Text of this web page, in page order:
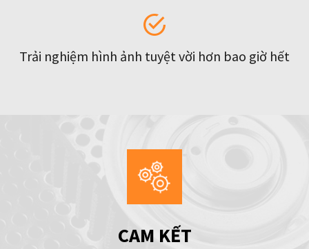
Trải nghiệm hình ảnh tuyệt vời hơn bao giờ hết
CAM KẾT